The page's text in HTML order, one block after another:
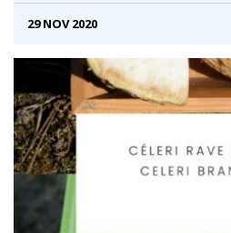
29 NOV 2020